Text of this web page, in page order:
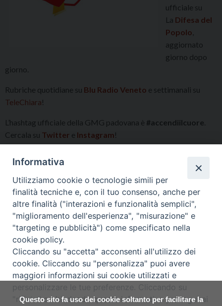
Questo sito fa uso dei cookie soltanto per facilitare la
ufficiale su
La Difesa del
Popolo
aggiornato
giorno dopo
giorno.
Rubriche quotidiane su Blu Radio Veneto e settimanali su
TeleChiara!
L’hashtag ufficiale della GMG padovana è #accendiilcuore
Cercala su Twitter e Instagram!
Koala
Pastorale dei Giovani
Informativa
Utilizziamo cookie o tecnologie simili per
finalità tecniche e, con il tuo consenso, anche per
altre finalità ("interazioni e funzionalità semplici",
"miglioramento dell'esperienza", "misurazione" e
"targeting e pubblicità") come specificato nella
cookie policy.
Cliccando su "accetta" acconsenti all'utilizzo dei
cookie. Cliccando su "personalizza" puoi avere
maggiori informazioni sui cookie utilizzati e
"rifiuta" o chiudendo questa informativa proseguirai